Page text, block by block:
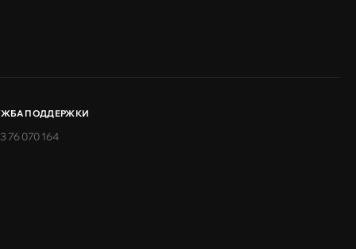
ПОДДЕРЖКИ
76 070 164